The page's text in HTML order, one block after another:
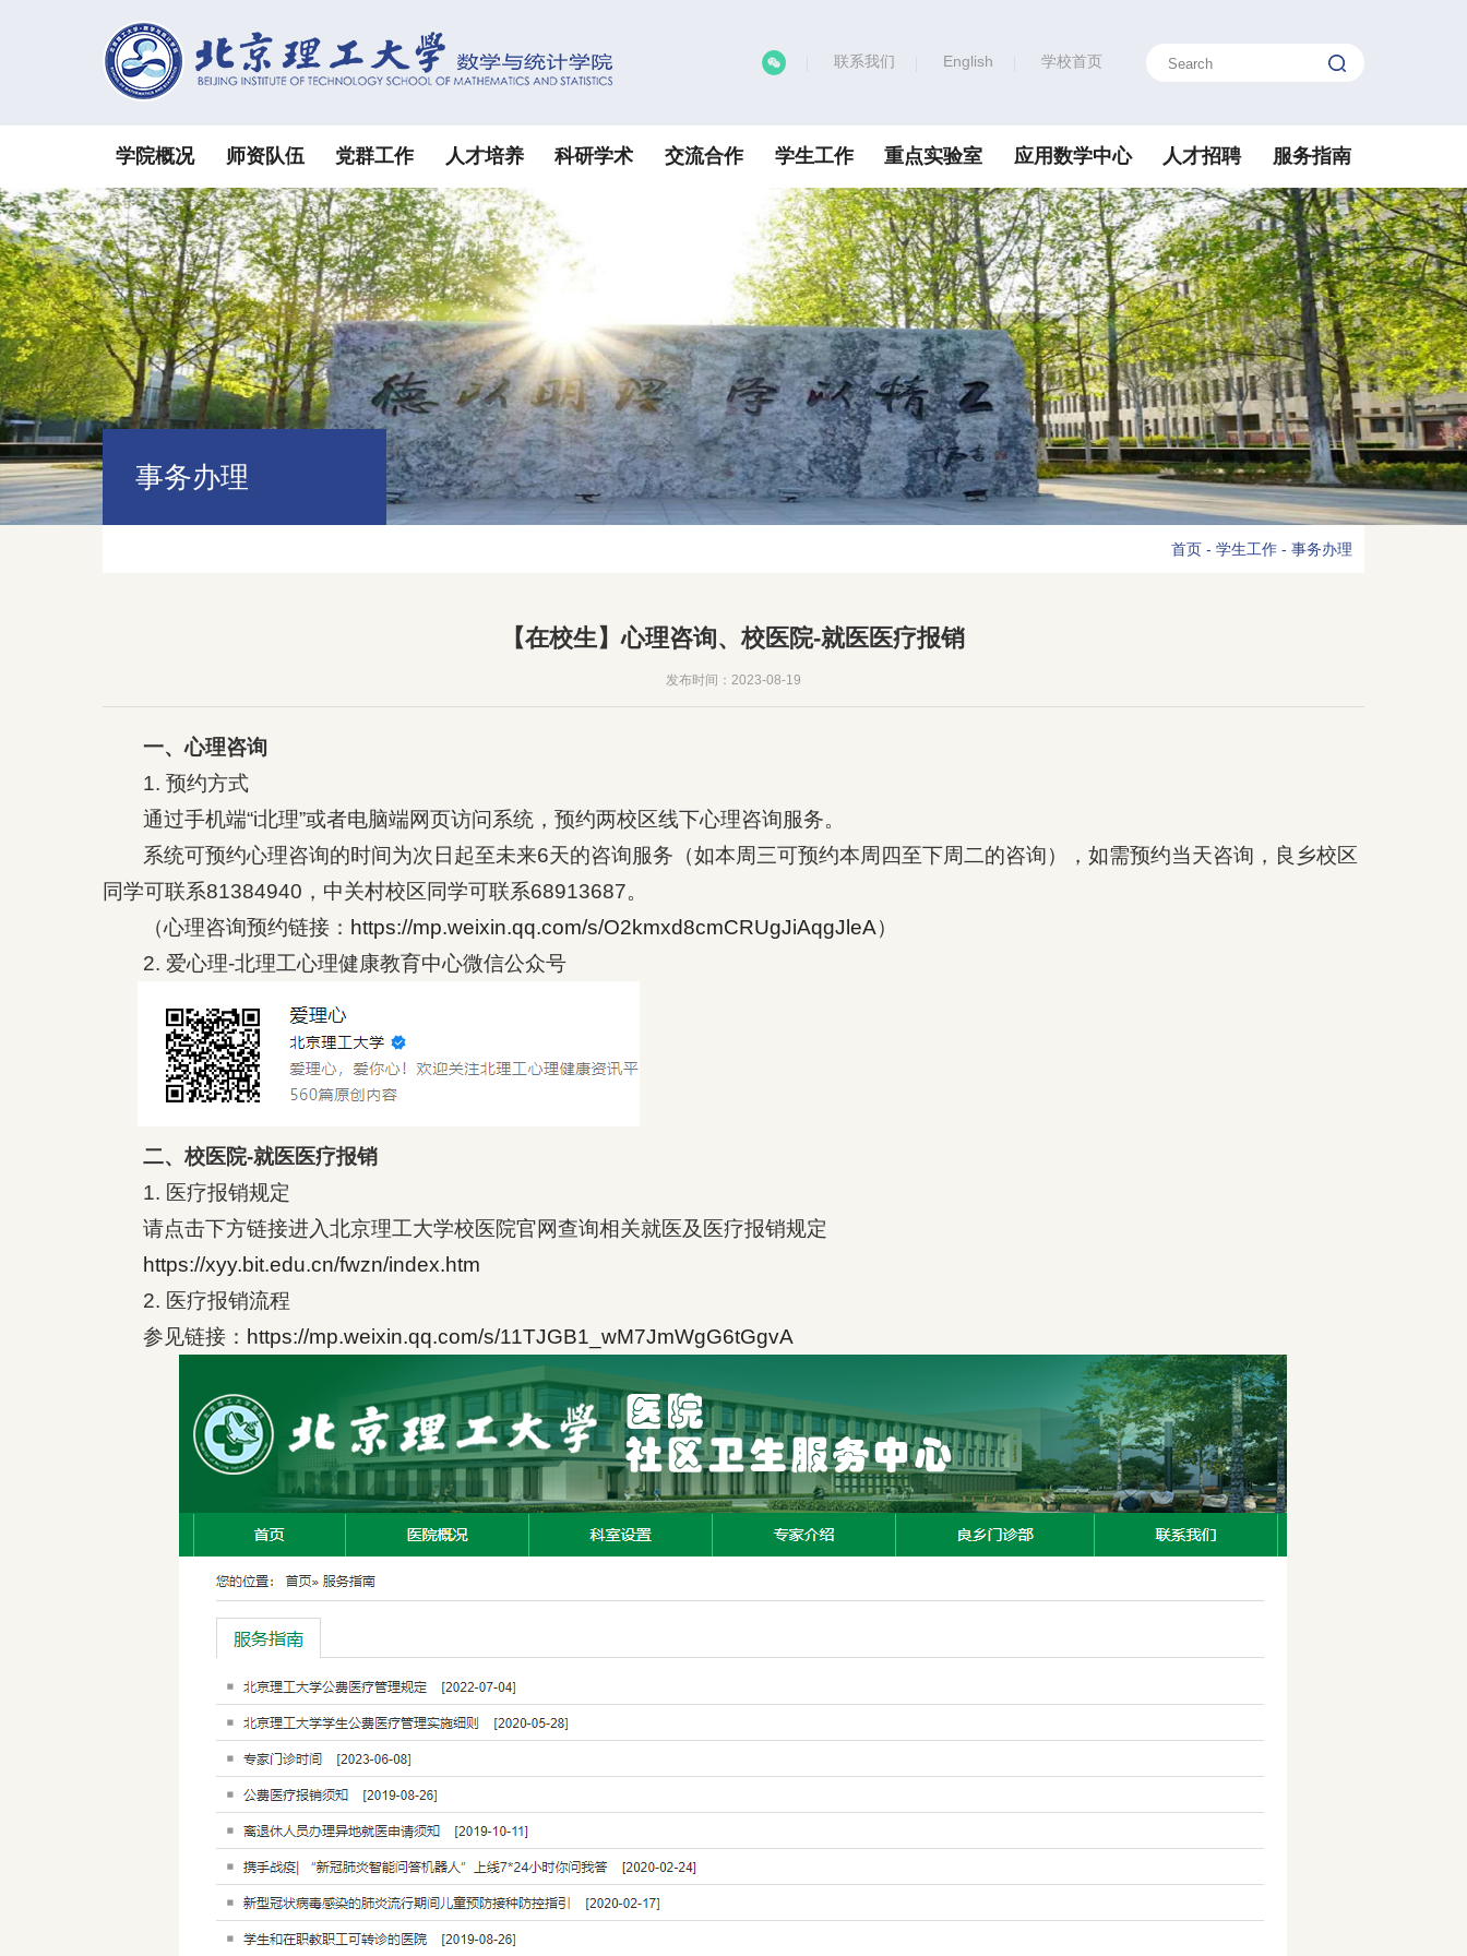
联系我们 English 学校首页
学院概况 师资队伍 党群工作 人才培养 科研学术 交流合作 学生工作 重点实验室 应用数学中心 人才招聘 服务指南
事务办理
首页- 学生工作- 事务办理
【在校生】心理咨询、校医院-就医医疗报销
发布时间：2023-08-19
一、心理咨询
1. 预约方式
通过手机端“i北理”或者电脑端网页访问系统，预约两校区线下心理咨询服务。
系统可预约心理咨询的时间为次日起至未来6天的咨询服务（如本周三可预约本周四至下周二的咨询），如需预约当天咨询，良乡校区
同学可联系81384940，中关村校区同学可联系68913687。
（心理咨询预约链接： https://mp.weixin.qq.com/s/O2kmxd8cmCRUgJiAqgJleA）
2. 爱心理-北理工心理健康教育中心微信公众号
二、校医院-就医医疗报销
1. 医疗报销规定
请点击下方链接进入北京理工大学校医院官网查询相关就医及医疗报销规定
https://xyy.bit.edu.cn/fwzn/index.htm
2. 医疗报销流程
参见链接： https://mp.weixin.qq.com/s/11TJGB1_wM7JmWgG6tGgvA